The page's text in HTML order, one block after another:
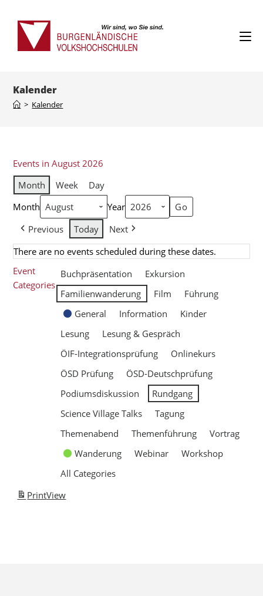
Kalender
> Kalender
Events in August 2026
Month
Week
Day
Month
Year
Previous
Today
Next
There are no events scheduled during these dates.
Event
Categories
Buchpräsentation
Exkursion
Familienwanderung
Film
Führung
General
Information
Kinder
Lesung
Lesung & Gespräch
ÖIF-Integrationsprüfung
Onlinekurs
ÖSD Prüfung
ÖSD-Deutschprüfung
Podiumsdiskussion
Rundgang
Science Village Talks
Tagung
Themenabend
Themenführung
Vortrag
Wanderung
Webinar
Workshop
All Categories
PrintView